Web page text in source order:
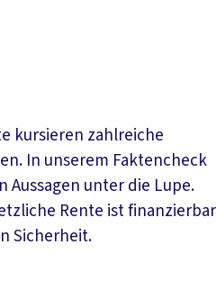
den Ergebnissen
kursieren zahlreiche
In unserem Faktencheck
Aussagen unter die Lupe.
Rente ist finanzierbar
Sicherheit.